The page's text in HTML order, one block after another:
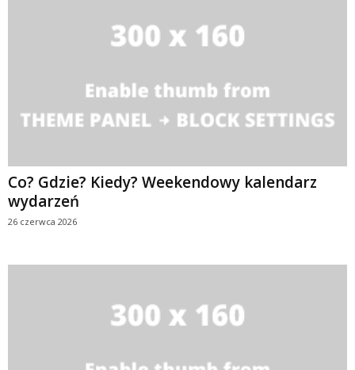
Co? Gdzie? Kiedy? Weekendowy kalendarz
wydarzeń
26 czerwca 2026